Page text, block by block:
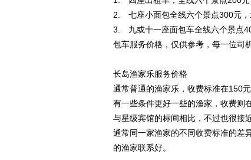
2. 七座小面包全线六个景点300元，
3. 九或十一座面包车全线六个景点
包车服务价格，仅供参考，每一位司
长岛渔家乐服务价格
通常普通的渔家乐，收费标准在150元
有一些条件更好一些的渔家，收费则
与星级宾馆的标间相比，不过也很接
通常同一家渔家的不同收费标准的差
的渔家联系好。